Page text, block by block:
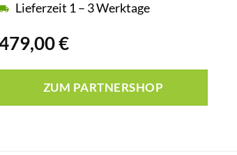
€
Lieferzeit 1 – 3 Werktage
ZUM PARTNERSHOP